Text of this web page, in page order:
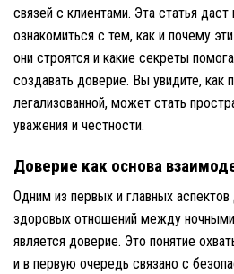
связей с клиентами. Эта статья
ознакомиться с тем, как и почему
они строятся и какие секреты
создавать доверие. Вы увидите, как
легализованной, может стать
уважения и честности.
Доверие как основа
Одним из первых и главных аспектов
здоровых отношений между
является доверие. Это понятие
и в первую очередь связано с